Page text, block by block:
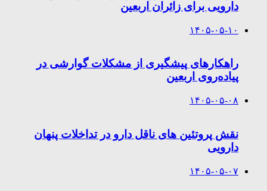
دارویی برای زائران اربعین
۱۴۰۵-۰۵-۱۰
راهکارهای پیشگیری از مشکلات گوارشی در
پیاده‌روی اربعین
۱۴۰۵-۰۵-۰۸
نقش پروتئین های ناقل دارو در تداخلات پنهان
دارویی
۱۴۰۵-۰۵-۰۷